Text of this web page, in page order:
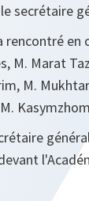
secrétaire
rencontré
M. Marat
M.